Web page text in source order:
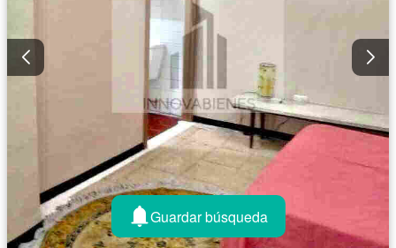
Guardar búsqueda